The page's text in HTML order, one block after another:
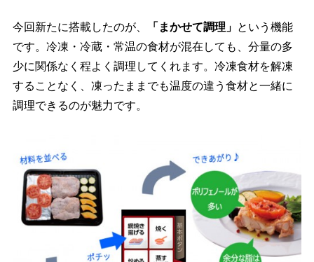
今回新たに搭載したのが、 「まかせて調理」 という機能
です。冷凍・冷蔵・常温の食材が混在しても、分量の多
少に関係なく程よく調理してくれます。冷凍食材を解凍
することなく、凍ったままでも温度の違う食材と一緒に
調理できるのが魅力です。